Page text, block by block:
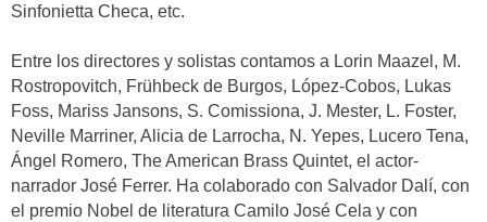
Sinfonietta Checa, etc.
Entre los directores y solistas contamos a Lorin Maazel, M.
Rostropovitch, Frühbeck de Burgos, López-Cobos, Lukas
Foss, Mariss Jansons, S. Comissiona, J. Mester, L. Foster,
Neville Marriner, Alicia de Larrocha, N. Yepes, Lucero Tena,
Ángel Romero, The American Brass Quintet, el actor-
narrador José Ferrer. Ha colaborado con Salvador Dalí, con
el premio Nobel de literatura Camilo José Cela y con